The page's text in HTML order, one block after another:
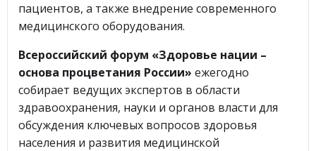
пациентов, а также внедрение современного
медицинского оборудования.
Всероссийский форум «Здоровье нации –
основа процветания России» ежегодно
собирает ведущих экспертов в области
здравоохранения, науки и органов власти для
обсуждения ключевых вопросов здоровья
населения и развития медицинской